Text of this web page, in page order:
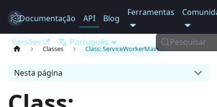
Electron
Documentação API Blog
Ferramentas
Versões Português Pesquisar
Classes Class: ServiceWorkerMain
Nesta página